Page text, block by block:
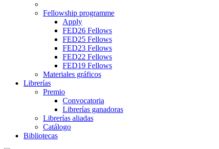
Fellowship programme
Apply
FED26 Fellows
FED25 Fellows
FED23 Fellows
FED22 Fellows
FED19 Fellows
Materiales gráficos
Librerías
Premio
Convocatoria
Librerías ganadoras
Librerías aliadas
Catálogo
Bibliotecas